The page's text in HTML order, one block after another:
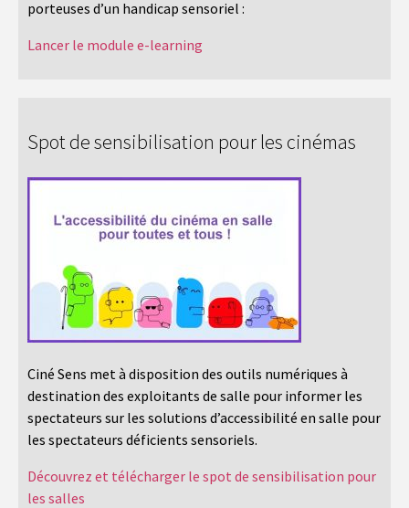
porteuses d’un handicap sensoriel :
Lancer le module e-learning
Spot de sensibilisation pour les cinémas
Ciné Sens met à disposition des outils numériques à
destination des exploitants de salle pour informer les
spectateurs sur les solutions d’accessibilité en salle pour
les spectateurs déficients sensoriels.
Découvrez et télécharger le spot de sensibilisation pour
les salles